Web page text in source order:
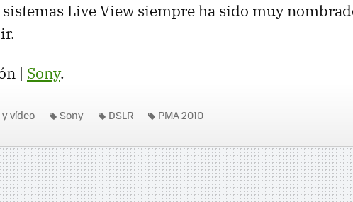
sistemas Live View siempre ha sido muy
| Sony.
vídeo Sony DSLR PMA 2010